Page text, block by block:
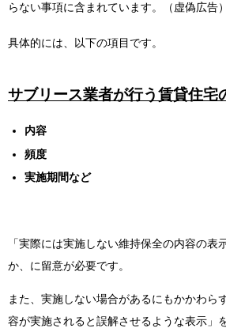
らない事項に含まれています。（虚偽広告）
具体的には、以下の項目です。
サブリース業者が行う 賃貸住宅
内容
頻度
実施期間など
「実際には実施しない維持保全の内容の表
か、に留意が必要です。
また、実施しない場合があるにもかかわら
容が実施されると誤解させるような表示」